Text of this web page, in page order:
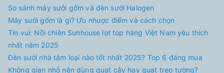
So sánh máy sưởi gốm và đèn sưởi Halogen
Máy sưởi gốm là gì? Ưu nhược điểm và cách chọn
Tin vui: Nồi chiên Sunhouse lọt top hàng Việt Nam yêu thích
nhất năm 2025
Đèn sưởi nhà tắm loại nào tốt nhất 2025? Top 6 đáng mua
Không gian nhỏ nên dùng quạt cây hay quạt treo tường?